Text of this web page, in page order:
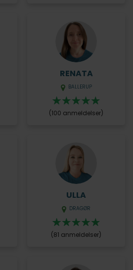
RENATA
BALLERUP
(100 anmeldelser)
ULLA
DRAGØR
(81 anmeldelser)